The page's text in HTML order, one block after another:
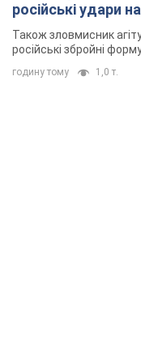
російські удари
Також зловмисник
російські збройні
годину тому 1,0 т.